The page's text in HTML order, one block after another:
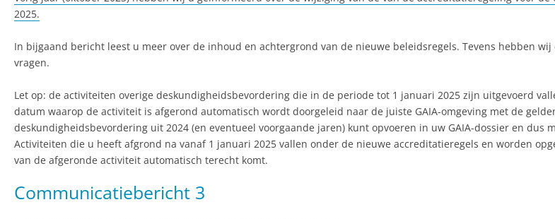
2025.
In bijgaand bericht leest u meer over de inhoud en achtergrond van de nieuwe beleidsregels. Tevens hebben wij
vragen.
Let op: de activiteiten overige deskundigheidsbevordering die in de periode tot 1 januari 2025 zijn uitgevoerd
datum waarop de activiteit is afgerond automatisch wordt doorgeleid naar de juiste GAIA-omgeving met de
deskundigheidsbevordering uit 2024 (en eventueel voorgaande jaren) kunt opvoeren in uw GAIA-dossier en dus
Activiteiten die u heeft afgrond na vanaf 1 januari 2025 vallen onder de nieuwe accreditatieregels en worden
van de afgeronde activiteit automatisch terecht komt.
Communicatiebericht 3